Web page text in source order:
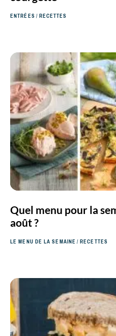
ENTRÉES/RECETTES
Quel menu pour la
août ?
LE MENU DE LA SEMAINE /RECETTES